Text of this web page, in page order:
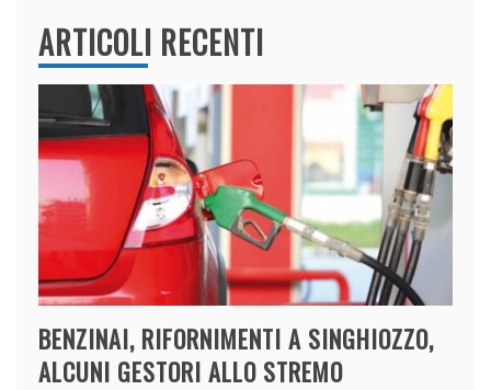
ARTICOLI RECENTI
BENZINAI, RIFORNIMENTI A SINGHIOZZO,
ALCUNI GESTORI ALLO STREMO